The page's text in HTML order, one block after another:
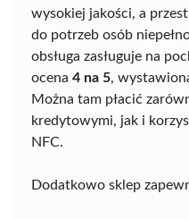
wysokiej jakości, a
do potrzeb osób
obsługa zasługuje na
ocena 4 na 5,
Można tam płacić
kredytowymi, jak i
NFC.
Dodatkowo sklep